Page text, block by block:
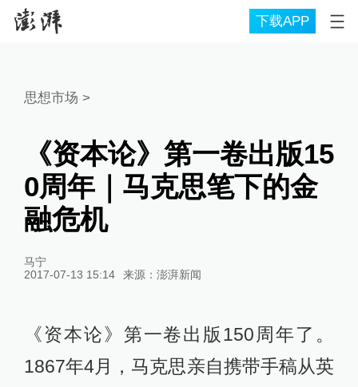
下载APP
思想市场 >
《资本论》第一卷出版15
0周年｜马克思笔下的金
融危机
马宁
2017-07-13 15:14
来源： 澎湃新闻
《资本论》第一卷出版150周年了。
1867年4月，马克思亲自携带手稿从英